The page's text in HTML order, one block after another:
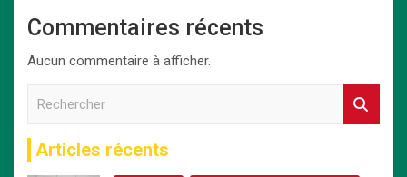
Commentaires récents
Aucun commentaire à afficher.
Articles récents